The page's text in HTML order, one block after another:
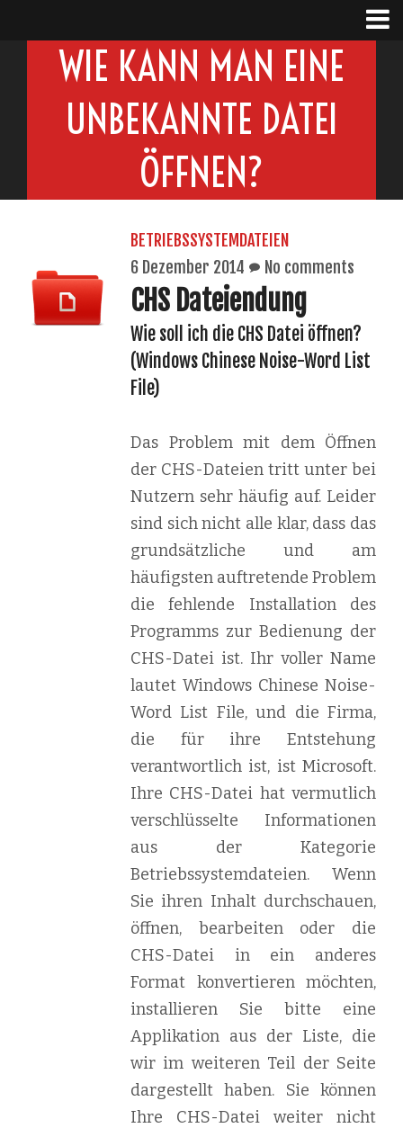
WIE KANN MAN EINE
UNBEKANNTE DATEI
ÖFFNEN?
BETRIEBSSYSTEMDATEIEN
6 Dezember 2014
No comments
CHS Dateiendung
Wie soll ich die CHS Datei öffnen?
(Windows Chinese Noise-Word List
File)
Das Problem mit dem Öffnen
der CHS-Dateien tritt unter bei
Nutzern sehr häufig auf. Leider
sind sich nicht alle klar, dass das
grundsätzliche und am
häufigsten auftretende Problem
die fehlende Installation des
Programms zur Bedienung der
CHS-Datei ist. Ihr voller Name
lautet Windows Chinese Noise-
Word List File, und die Firma,
die für ihre Entstehung
verantwortlich ist, ist Microsoft.
Ihre CHS-Datei hat vermutlich
verschlüsselte Informationen
aus der Kategorie
Betriebssystemdateien. Wenn
Sie ihren Inhalt durchschauen,
öffnen, bearbeiten oder die
CHS-Datei in ein anderes
Format konvertieren möchten,
installieren Sie bitte eine
Applikation aus der Liste, die
wir im weiteren Teil der Seite
dargestellt haben. Sie können
Ihre CHS-Datei weiter nicht